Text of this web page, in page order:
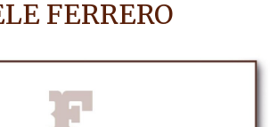
CON NOI
FERRERO